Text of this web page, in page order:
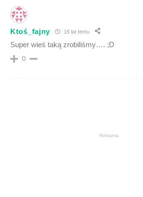
Ktoś_fajny 16 lat temu
Super wieś taką zrobiliśmy…. ;D
0
Reklama